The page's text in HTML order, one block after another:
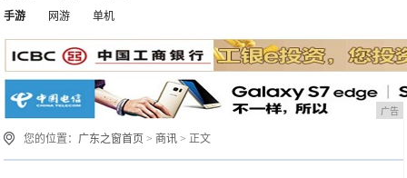
手游
网游 单机
广告
您的位置： 广东之窗首页 > 商讯 > 正文